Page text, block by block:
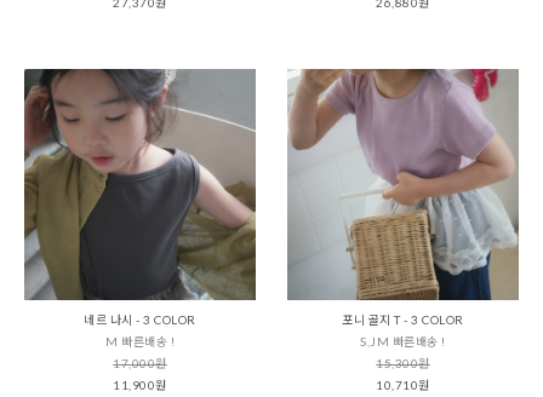
네르 나시 - 3 COLOR
M 빠른배송 !
17,000원
11,900원
포니 골지 T - 3 COLOR
S,JM 빠른배송 !
15,300원
10,710원